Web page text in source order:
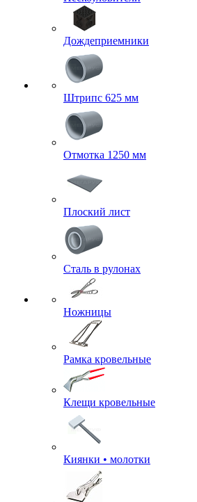
Дождеприемники
Штрипс 625 мм
Отмотка 1250 мм
Плоский лист
Сталь в рулонах
Ножницы
Рамка кровельные
Клещи кровельные
Киянки • молотки